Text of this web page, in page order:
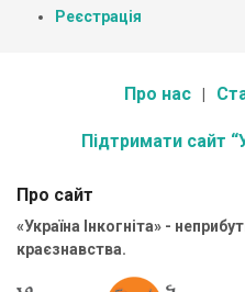
Реєстрація
Про нас
Підтримати сайт
Про сайт
«Україна Інкогніта» -
краєзнавства.